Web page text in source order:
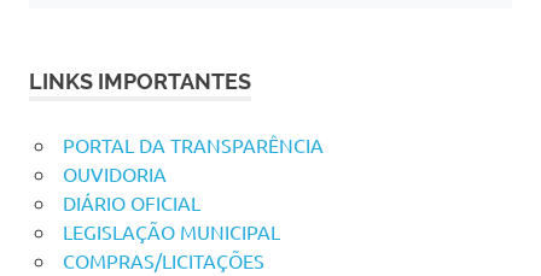
LINKS IMPORTANTES
PORTAL DA TRANSPARÊNCIA
OUVIDORIA
DIÁRIO OFICIAL
LEGISLAÇÃO MUNICIPAL
COMPRAS/LICITAÇÕES